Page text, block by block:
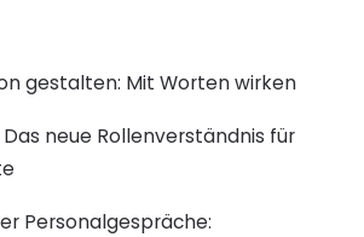
gestalten: Mit Worten wirken
Das neue Rollenverständnis für
Personalgespräche: